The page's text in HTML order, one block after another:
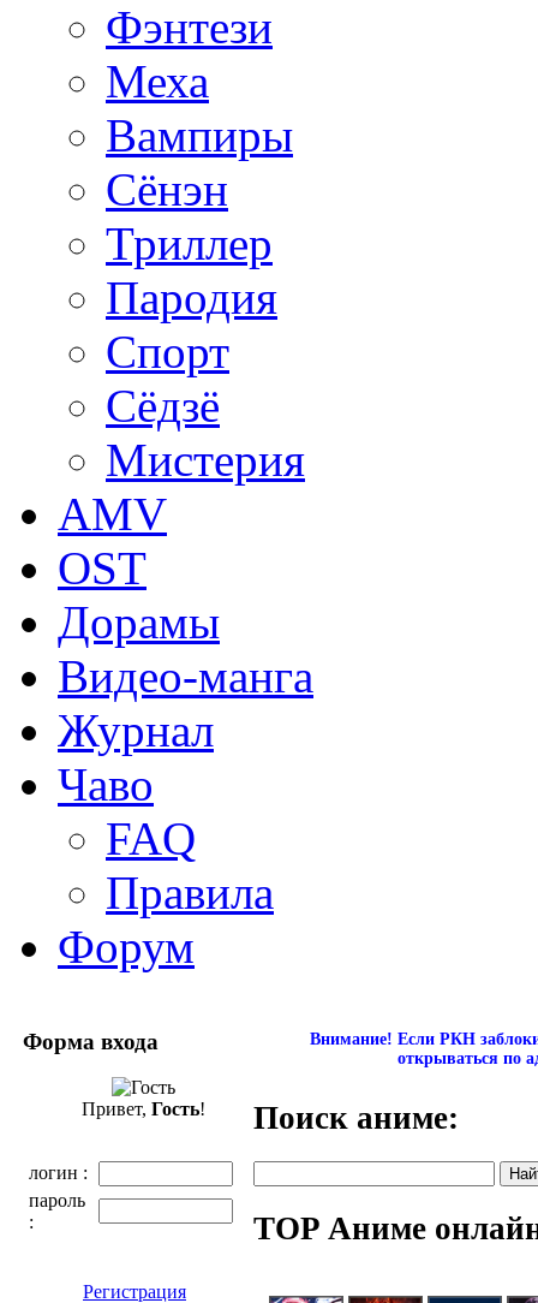
Фэнтези
Меха
Вампиры
Сёнэн
Триллер
Пародия
Спорт
Сёдзё
Мистерия
AMV
OST
Дорамы
Видео-манга
Журнал
Чаво
FAQ
Правила
Форум
Форма входа
Привет, Гость!
логин :
пароль
:
Регистрация
Внимание! Если РКН
открываться по
Поиск аниме:
TOP Аниме